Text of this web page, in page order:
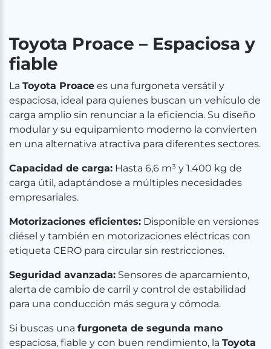
Toyota Proace – Espaciosa y
fiable
La Toyota Proace es una furgoneta versátil y
espaciosa, ideal para quienes buscan un vehículo de
carga amplio sin renunciar a la eficiencia. Su diseño
modular y su equipamiento moderno la convierten
en una alternativa atractiva para diferentes sectores.
Capacidad de carga: Hasta 6,6 m³ y 1.400 kg de
carga útil, adaptándose a múltiples necesidades
empresariales.
Motorizaciones eficientes: Disponible en versiones
diésel y también en motorizaciones eléctricas con
etiqueta CERO para circular sin restricciones.
Seguridad avanzada: Sensores de aparcamiento,
alerta de cambio de carril y control de estabilidad
para una conducción más segura y cómoda.
Si buscas una furgoneta de segunda mano
espaciosa, fiable y con buen rendimiento, la Toyota